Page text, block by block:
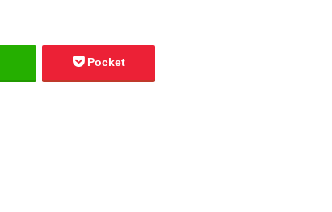
Pocket